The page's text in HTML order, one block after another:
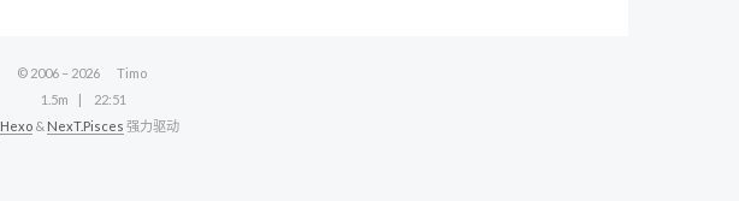
© 2006 – 2026
Timo
1.5m
22:51
Hexo & NexT.Pisces 强力驱动